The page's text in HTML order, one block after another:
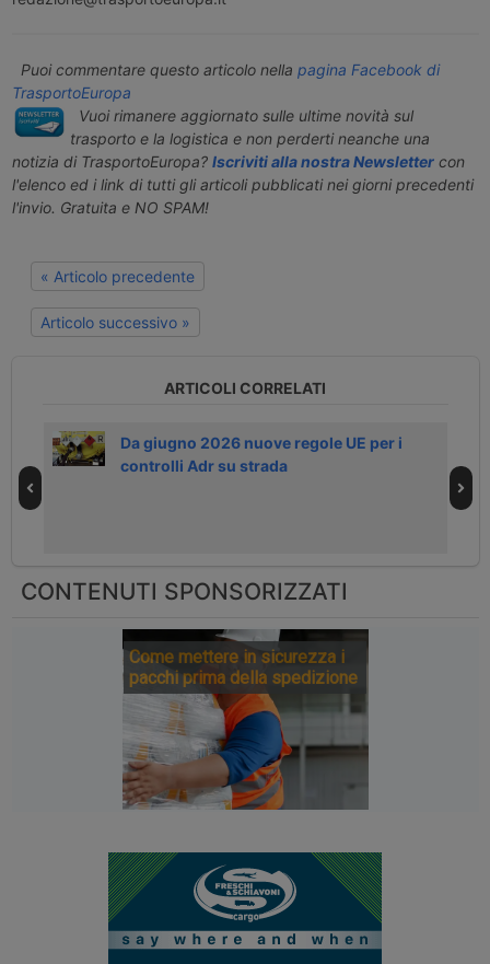
Puoi commentare questo articolo nella pagina Facebook di
TrasportoEuropa
Vuoi rimanere aggiornato sulle ultime novità sul
trasporto e la logistica e non perderti neanche una
notizia di TrasportoEuropa? Iscriviti alla nostra Newslettercon
l'elenco ed i link di tutti gli articoli pubblicati nei giorni precedenti
l'invio. Gratuita e NO SPAM!
« Articolo precedente
Articolo successivo »
ARTICOLI CORRELATI
Da giugno 2026 nuove regole UE per i
controlli Adr su strada
CONTENUTI SPONSORIZZATI
Come mettere in sicurezza i
pacchi prima della spedizione